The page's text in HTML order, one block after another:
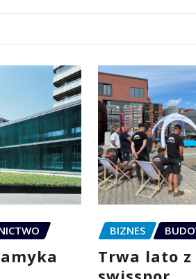
BIZNES
Trwa lato z